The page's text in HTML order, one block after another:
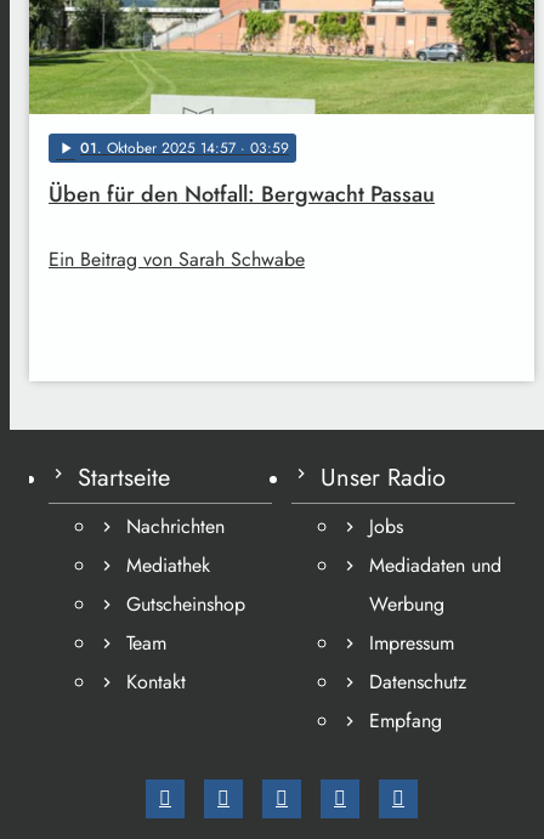
play_arrow 01. Oktober 2025 14:57 · 03:59
Üben für den Notfall: Bergwacht Passau
Ein Beitrag von Sarah Schwabe
Startseite
Nachrichten
Mediathek
Gutscheinshop
Team
Kontakt
Unser Radio
Jobs
Mediadaten und
Werbung
Impressum
Datenschutz
Empfang